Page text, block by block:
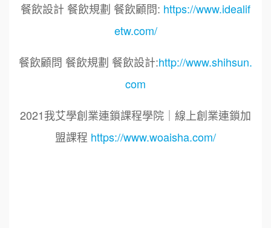
餐飲設計 餐飲規劃 餐飲顧問: https://www.idealif
etw.com/
餐飲顧問 餐飲規劃 餐飲設計:http://www.shihsun.
com
2021我艾學創業連鎖課程學院｜線上創業連鎖加
盟課程 https://www.woaisha.com/